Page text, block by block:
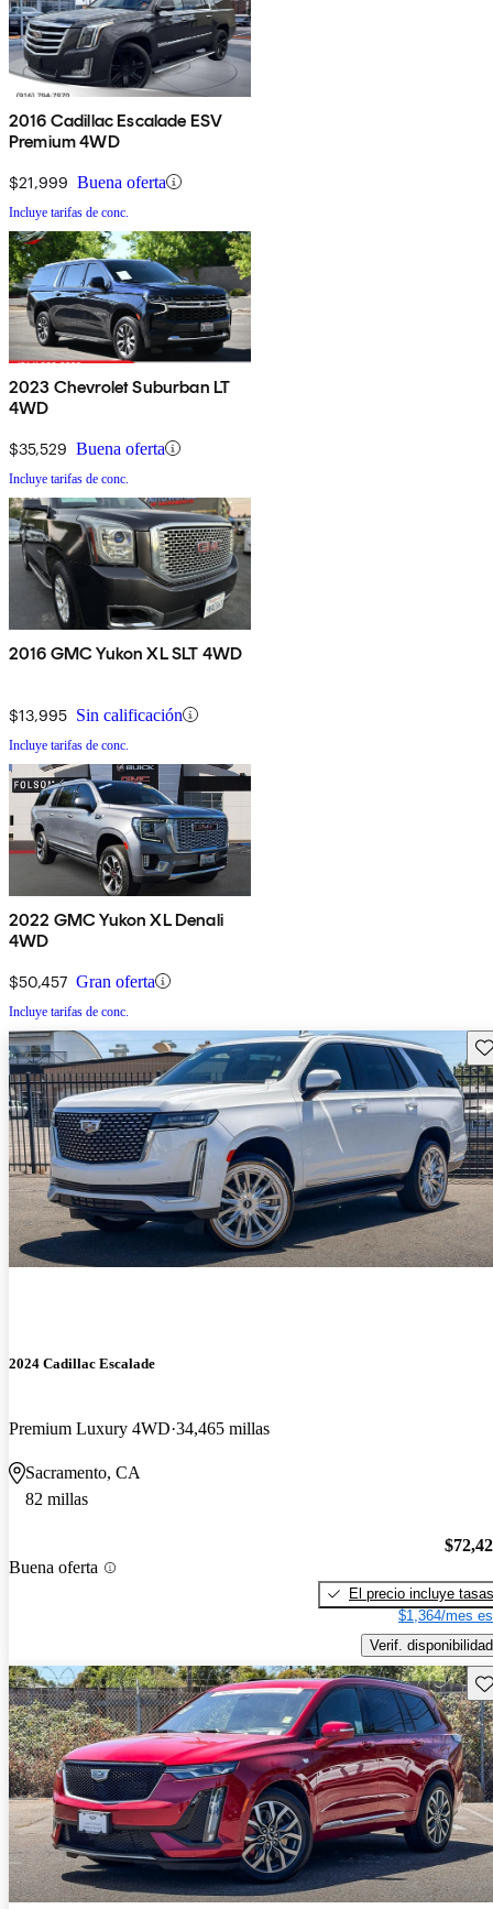
2016 Cadillac Escalade ESV
Premium 4WD
$21,999 Buena oferta
Incluye tarifas de conc.
2023 Chevrolet Suburban LT
4WD
$35,529 Buena oferta
Incluye tarifas de conc.
2016 GMC Yukon XL SLT 4WD
$13,995 Sin calificación
Incluye tarifas de conc.
2022 GMC Yukon XL Denali
4WD
$50,457 Gran oferta
Incluye tarifas de conc.
2024 Cadillac Escalade
Premium Luxury 4WD 34,465 millas
Sacramento, CA
82 millas
Buena oferta
El precio incluye tasas
$1,364/mes
Verif. disponibilidad